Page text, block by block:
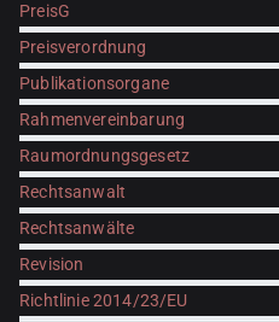
PreisG
Preisverordnung
Publikationsorgane
Rahmenvereinbarung
Raumordnungsgesetz
Rechtsanwalt
Rechtsanwälte
Revision
Richtlinie 2014/23/EU